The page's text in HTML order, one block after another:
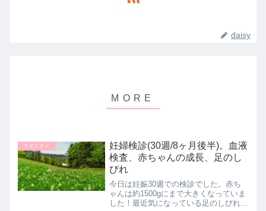
daisy
マタニティ
妊婦検診(30週/8ヶ月後半)。血液
検査、赤ちゃんの成長、足のし
びれ
今日は妊娠30週での検診でした。赤ち
ゃんは約1500gにまで大きくなっていま
した！最近気になっている足のしびれに